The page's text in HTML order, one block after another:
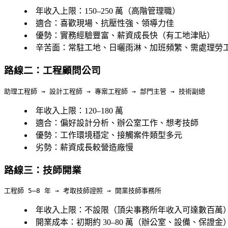
年收入上限 ：150–250 萬（高階管理職）
適合 ：喜歡現場、抗壓性強、領導力佳
優勢 ：實務經驗豐富、薪資成長快（有工地津貼）
辛苦面 ：常駐工地、日曬雨淋、加班頻繁、需處理勞
路線二：工程顧問公司
年收入上限 ：120–180 萬
適合 ：偏好設計分析、辦公室工作、想考技師
優勢 ：工作環境穩定、接觸案件類型多元
劣勢 ：薪資成長較營造廠慢
路線三：技師開業
年收入上限 ：不設限（頂尖事務所年收入可達數百萬）
開業成本 ：初期約 30–80 萬（辦公室、設備、保證金）